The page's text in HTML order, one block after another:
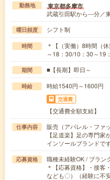
勤務地 東京都多摩市
武蔵引田駅から---分／
曜日頻度 シフト制
時間
＊【（実働）8時間（
～18：30/10：30～19
期間 ■【長期】即日～
時給 時給1540円～1600円
交通費
【交通費全額支給】
仕事内容
販売（アパレル・ファ
【足道楽】足の専門
インソールブランドで
応募資格
職種未経験OK / ブラン
＊【応募資格】・接客
なども〇）（経験に不